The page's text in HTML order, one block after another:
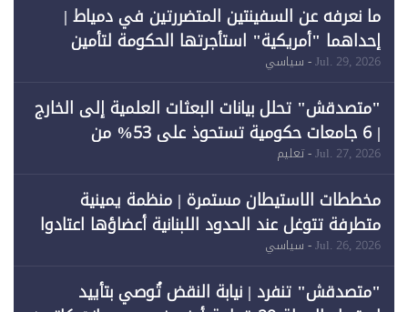
ما نعرفه عن السفينتين المتضررتين في دمياط |
إحداهما "أمريكية" استأجرتها الحكومة لتأمين
احتياجات الطاقة
Jul. 29, 2026- سياسي
"متصدقش" تحلل بيانات البعثات العلمية إلى الخارج
| 6 جامعات حكومية تستحوذ على 53% من
Jul. 27, 2026- تعليم
مخططات الاستيطان مستمرة | منظمة يمينية
متطرفة تتوغل عند الحدود اللبنانية أعضاؤها اعتادوا
خرق الحدود
Jul. 26, 2026- سياسي
"متصدقش" تنفرد | نيابة النقض تُوصي بتأييد